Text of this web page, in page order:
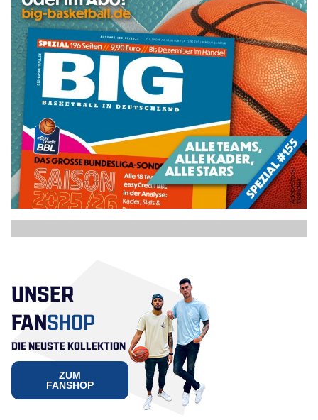
UNSER
FANSHOP
DIE NEUSTE KOLLEKTION
ZUM
FANSHOP